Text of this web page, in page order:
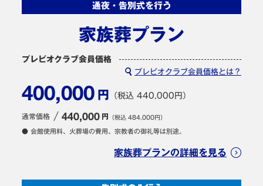
通夜・告別式を行う
家族葬プラン
プレビオクラブ会員価格
プレビオクラブ会員価格とは？
400,000 円 （税込 440,000円）
通常価格 440,000 円 （税込 484,000円）
● 会館使用料、火葬場の費用、宗教者の御礼等は別途。
家族葬プランの詳細を見る